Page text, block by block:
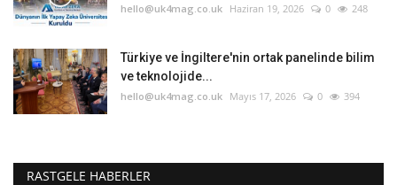
hello@uk4mag.co.uk Haziran 19, 2026 0 248
Türkiye ve İngiltere'nin ortak panelinde bilim
ve teknolojide...
hello@uk4mag.co.uk Mayıs 17, 2026 0 394
RASTGELE HABERLER